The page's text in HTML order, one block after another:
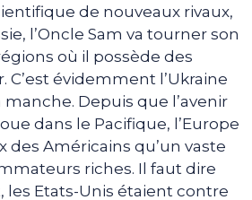
de nouveaux rivaux,
l’Oncle Sam va tourner son
où il possède des
C’est évidemment l’Ukraine
manche. Depuis que l’avenir
dans le Pacifique, l’Europe
des Américains qu’un vaste
riches. Il faut dire
les Etats-Unis étaient contre